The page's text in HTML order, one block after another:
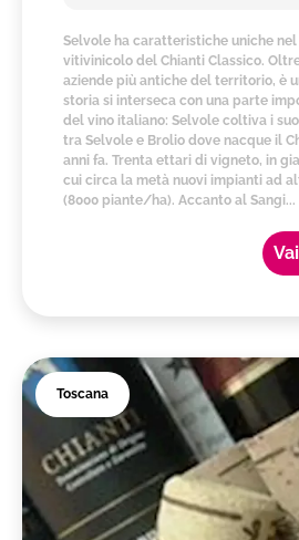
Selvole ha caratteristiche uniche
vitivinicolo del Chianti Classico.
aziende più antiche del territorio, è
storia si interseca con una parte
del vino italiano: Selvole coltiva i
tra Selvole e Brolio dove nacque il
anni fa. Trenta ettari di vigneto, in
cui circa la metà nuovi impianti ad
(8000 piante/ha). Accanto al Sangi...
Toscana